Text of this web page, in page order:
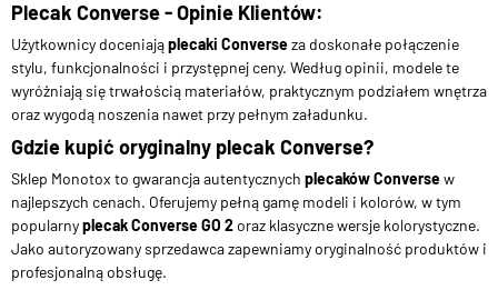
Plecak Converse - Opinie Klientów:
Użytkownicy doceniająplecaki Converseza doskonałe połączenie
stylu, funkcjonalności i przystępnej ceny. Według opinii, modele te
wyróżniają się trwałością materiałów, praktycznym podziałem wnętrza
oraz wygodą noszenia nawet przy pełnym załadunku.
Gdzie kupić oryginalny plecak Converse?
Sklep Monotox to gwarancja autentycznych plecaków Conversew
najlepszych cenach. Oferujemy pełną gamę modeli i kolorów, w tym
popularnyplecak Converse GO 2oraz klasyczne wersje kolorystyczne.
Jako autoryzowany sprzedawca zapewniamy oryginalność produktów i
profesjonalną obsługę.